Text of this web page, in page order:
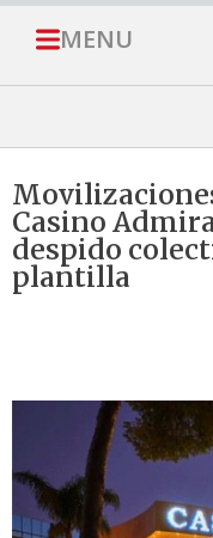
MENU
Casino
despido
plantilla